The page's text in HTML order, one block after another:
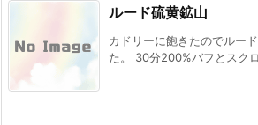
ルード硫黄鉱山
カドリーに飽きたのでルー
た。 30分200%バフとスク